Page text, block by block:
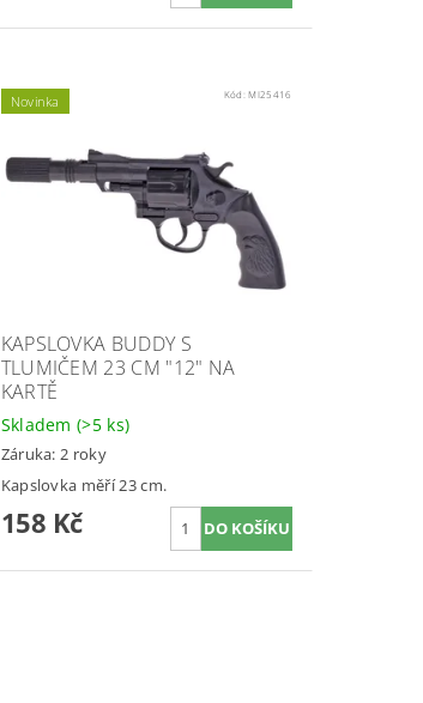
Novinka Kód:MI25416
KAPSLOVKA BUDDY S
TLUMIČEM 23 CM "12" NA
KARTĚ
Skladem(>5 ks)
Záruka: 2 roky
Kapslovka měří 23 cm.
158 Kč